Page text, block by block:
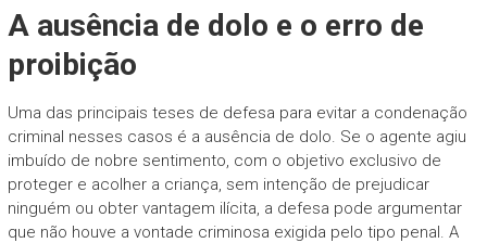
A ausência de dolo e o erro de
proibição
Uma das principais teses de defesa para evitar a condenação
criminal nesses casos é a ausência de dolo. Se o agente agiu
imbuído de nobre sentimento, com o objetivo exclusivo de
proteger e acolher a criança, sem intenção de prejudicar
ninguém ou obter vantagem ilícita, a defesa pode argumentar
que não houve a vontade criminosa exigida pelo tipo penal. A